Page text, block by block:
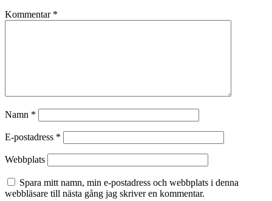
Kommentar *
Namn *
E-postadress *
Webbplats
Spara mitt namn, min e-postadress och webbplats i denna
webbläsare till nästa gång jag skriver en kommentar.